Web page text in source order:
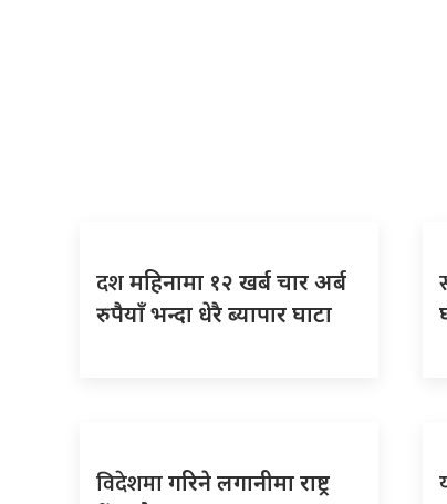
दशमहिनामा १२ खर्ब चार अर्ब
रुपैयाँ भन्दा धेरै ब्यापार घाटा
विदेशमागरिने लगानीमा राष्ट्र